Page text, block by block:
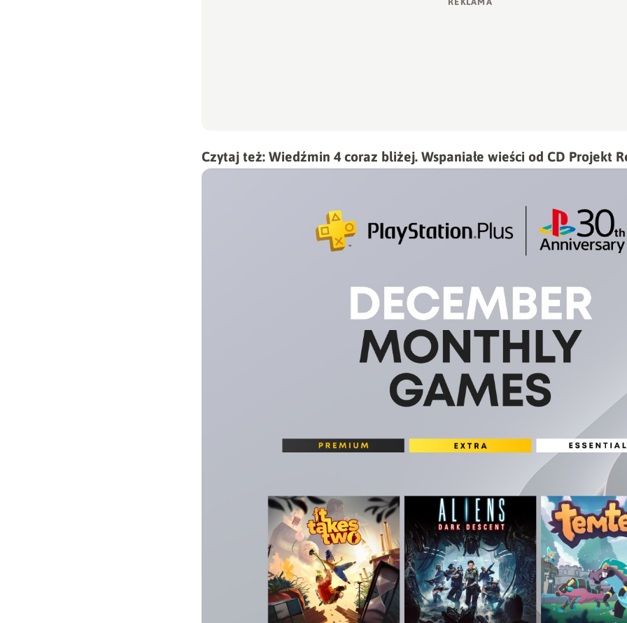
Czytaj też: Wiedźmin 4 coraz bliżej. Wspaniałe wieści od CD Projekt